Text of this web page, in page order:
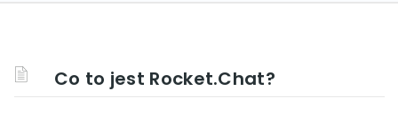
Co to jest Rocket.Chat?